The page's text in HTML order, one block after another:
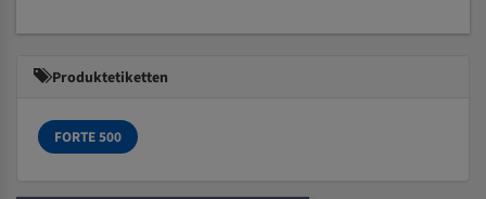
Produktetiketten
FORTE 500